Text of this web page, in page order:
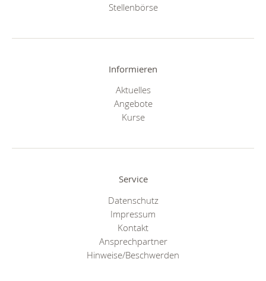
Stellenbörse
Informieren
Aktuelles
Angebote
Kurse
Service
Datenschutz
Impressum
Kontakt
Ansprechpartner
Hinweise/Beschwerden